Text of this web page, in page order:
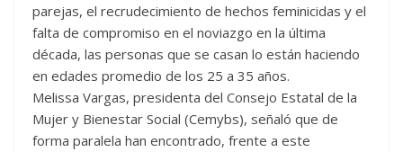
parejas, el recrudecimiento de hechos feminicidas y el
falta de compromiso en el noviazgo en la última
década, las personas que se casan lo están haciendo
en edades promedio de los 25 a 35 años.
Melissa Vargas, presidenta del Consejo Estatal de la
Mujer y Bienestar Social (Cemybs), señaló que de
forma paralela han encontrado, frente a este